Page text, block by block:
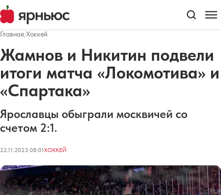
Главная/Хоккей
Жамнов и Никитин подвели
итоги матча «Локомотива» и
«Спартака»
Ярославцы обыграли москвичей со
счетом 2:1.
22.11.2023 08:01ХОККЕЙ